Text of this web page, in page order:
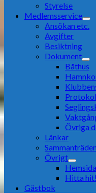
Styrelse
Medlemsservice
Ansökan etc.
Avgifter
Besiktning
Dokument
Båthus
Övriga
Länkar
Sammanträden
Övrigt
Hitta hit!
Gästbok